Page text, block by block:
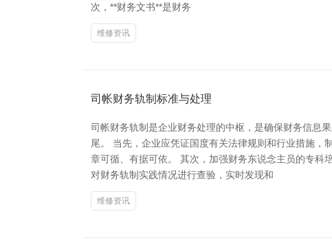
次，**财务文书**是财务
维修资讯
司帐财务轨制标准与处理
司帐财务轨制是企业财务处理的中枢，是确保财务信息
尾。 当先，企业应凭证国度有关法律规则和行业措施
章可循、有据可依。 其次，加强财务东说念主员的专科
对财务轨制实践情况进行查验，实时发现和
维修资讯